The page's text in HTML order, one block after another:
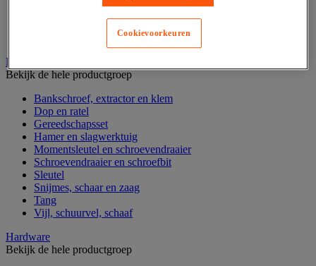
Verrijdbare werktafel
Handgereedschap
Bekijk de hele productgroep
Bankschroef, extractor en klem
Dop en ratel
Gereedschapsset
Hamer en slagwerktuig
Momentsleutel en schroevendraaier
Schroevendraaier en schroefbit
Sleutel
Snijmes, schaar en zaag
Tang
Vijl, schuurvel, schaaf
Hardware
Bekijk de hele productgroep
Cookievoorkeuren